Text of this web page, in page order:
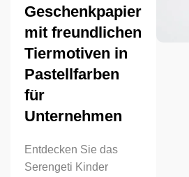
Geschenkpapier
mit freundlichen
Tiermotiven in
Pastellfarben
für
Unternehmen
Entdecken Sie das
Serengeti Kinder